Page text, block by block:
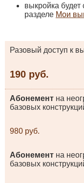
выкройка
разделе Мои
Разовый доступ к
190 руб.
Абонемент на
базовых
980 руб.
Абонемент на
базовых